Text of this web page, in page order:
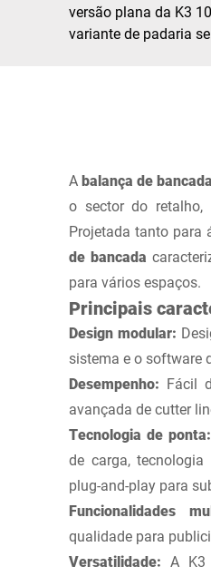
versão plana da K3
variante de padaria
Abalança de
o sector do retalho,
Projetada tanto para
de bancada
para vários espaços.
Principais
Design modular:
sistema e o software
Desempenho: Fácil
avançada de cutter
Tecnologia de ponta:
de carga,
plug-and-play para
Funcionalidades
qualidade para
Versatilidade: A K3